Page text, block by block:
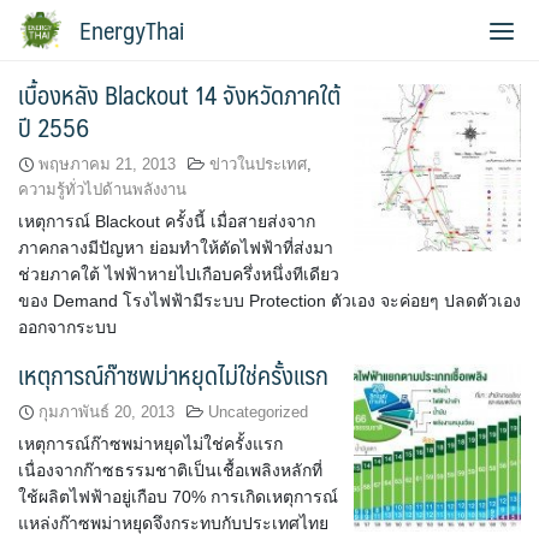
Skip
เกี่ยวกับผู้เขียน
EnergyThai
เบื้องหลัง Blackout 14 จังหวัดภาคใต้
ปี 2556
พฤษภาคม 21, 2013 ข่าวในประเทศ,
ความรู้ทั่วไปด้านพลังงาน
เหตุการณ์ Blackout ครั้งนี้ เมื่อสายส่งจาก
ภาคกลางมีปัญหา ย่อมทำให้ตัดไฟฟ้าที่ส่งมา
ช่วยภาคใต้ ไฟฟ้าหายไปเกือบครึ่งหนึ่งทีเดียว
ของ Demand โรงไฟฟ้ามีระบบ Protection ตัวเอง จะค่อยๆ ปลดตัวเอง
ออกจากระบบ
เหตุการณ์ก๊าซพม่าหยุดไม่ใช่ครั้งแรก
กุมภาพันธ์ 20, 2013 Uncategorized
เหตุการณ์ก๊าซพม่าหยุดไม่ใช่ครั้งแรก
เนื่องจากก๊าซธรรมชาติเป็นเชื้อเพลิงหลักที่
ใช้ผลิตไฟฟ้าอยู่เกือบ 70% การเกิดเหตุการณ์
แหล่งก๊าซพม่าหยุดจึงกระทบกับประเทศไทย